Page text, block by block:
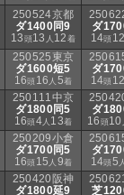
250524京都
ダ1400同9
13 頭13 人 12 着
ダ
14頭 12
250525東京
ダ1600短5
16頭 16 人 5着
ダ
14頭 12
250111中京
ダ1800同5
16頭4 人 13着
ダ
16 頭10
250209小倉
ダ1700同5
16頭 15 人 9着
ダ
14頭5 人
250420阪神
ダ1800延9
芝